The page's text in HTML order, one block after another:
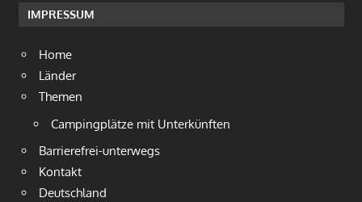
IMPRESSUM
Home
Länder
Themen
Campingplätze mit Unterkünften
Barrierefrei-unterwegs
Kontakt
Deutschland